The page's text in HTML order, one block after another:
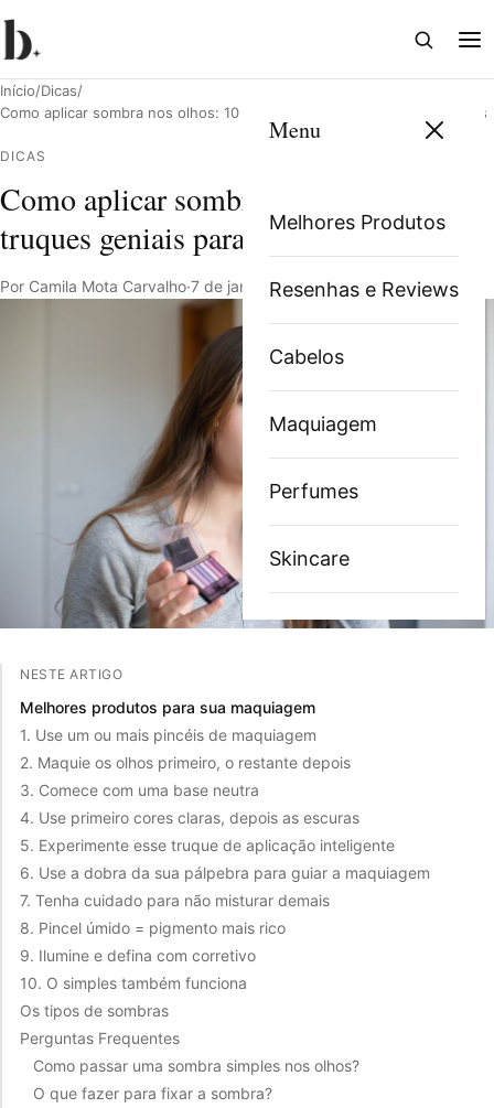
Abrir
Pesquisar
Menu
Melhores Produtos
Resenhas e Reviews
Cabelos
Maquiagem
Perfumes
Skincare
Início/Dicas/
Como aplicar sombra nos olhos: 10 truques geniais para não errar mais
DICAS
Como aplicar sombra nos olhos: 10
truques geniais para não errar mais
Por Camila Mota Carvalho·7 de janeiro de 2022· 7 min de leitura
NESTE ARTIGO
Melhores produtos para sua maquiagem
1. Use um ou mais pincéis de maquiagem
2. Maquie os olhos primeiro, o restante depois
3. Comece com uma base neutra
4. Use primeiro cores claras, depois as escuras
5. Experimente esse truque de aplicação inteligente
6. Use a dobra da sua pálpebra para guiar a maquiagem
7. Tenha cuidado para não misturar demais
8. Pincel úmido = pigmento mais rico
9. Ilumine e defina com corretivo
10. O simples também funciona
Os tipos de sombras
Perguntas Frequentes
Como passar uma sombra simples nos olhos?
O que fazer para fixar a sombra?